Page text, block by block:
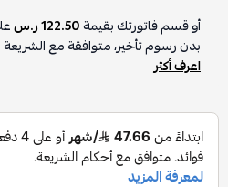
أو قسم فاتورتك بقيمة122.50 ر.س
بدون رسوم تأخير، متوافقة مع الشريعة
اعرف أكثر